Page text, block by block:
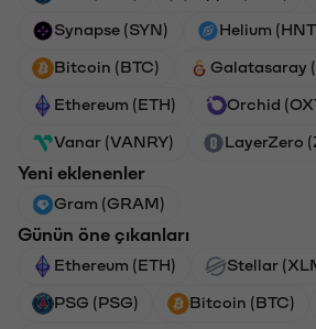
Synapse (SYN) Helium
Bitcoin (BTC) Galatasaray
Ethereum (ETH) Orchid
Vanar (VANRY) LayerZero
Yeni eklenenler
Gram (GRAM)
Günün öne çıkanları
Ethereum (ETH) Stellar
PSG (PSG) Bitcoin (BTC)